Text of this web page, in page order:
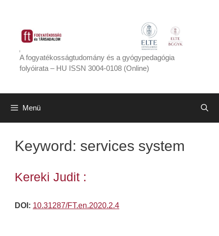
tartalomba
A fogyatékosságtudomány és a gyógypedagógia
folyóirata – HU ISSN 3004-0108 (Online)
Menü
Keyword: services system
Kereki Judit :
DOI: 10.31287/FT.en.2020.2.4